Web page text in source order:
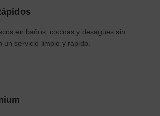
en baños, cocinas y desagües sin
un servicio limpio y rápido.